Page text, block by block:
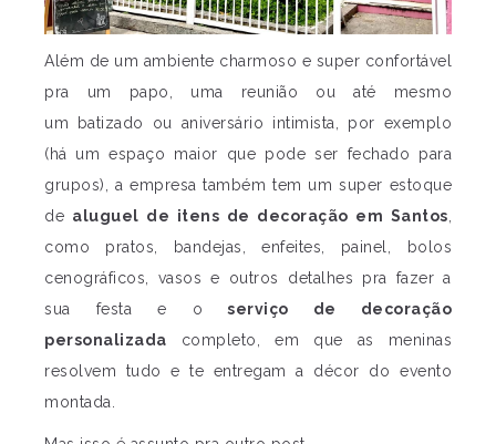
Além de um ambiente charmoso e super confortável
pra um papo, uma reunião ou até mesmo
um batizado ou aniversário intimista, por exemplo
(há um espaço maior que pode ser fechado para
grupos), a empresa também tem um super estoque
de aluguel de itens de decoração em Santos,
como pratos, bandejas, enfeites, painel, bolos
cenográficos, vasos e outros detalhes pra fazer a
sua festa e o serviço de decoração
personalizada completo, em que as meninas
resolvem tudo e te entregam a décor do evento
montada.